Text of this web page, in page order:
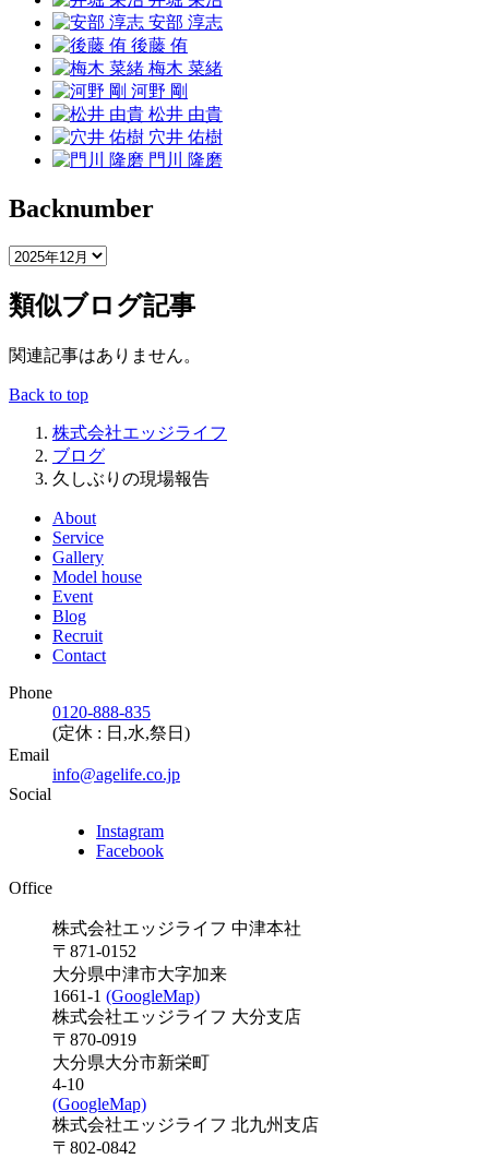
安部 淳志
後藤 侑
梅木 菜緒
河野 剛
松井 由貴
穴井 佑樹
門川 隆磨
Backnumber
類似ブログ記事
関連記事はありません。
Back to top
株式会社エッジライフ
ブログ
久しぶりの現場報告
About
Service
Gallery
Model house
Event
Blog
Recruit
Contact
Phone
0120-888-835
(定休 : 日,水,祭日)
Email
info@agelife.co.jp
Social
Instagram
Facebook
Office
株式会社エッジライフ 中津本社
〒871-0152
大分県中津市大字加来
1661-1 (GoogleMap)
株式会社エッジライフ 大分支店
〒870-0919
大分県大分市新栄町
4-10
(GoogleMap)
株式会社エッジライフ 北九州支店
〒802-0842